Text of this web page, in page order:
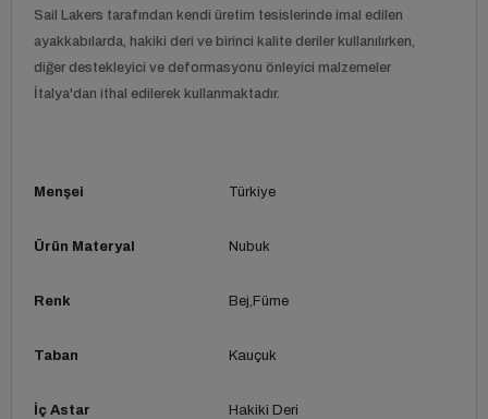
Sail Lakers tarafından kendi üretim tesislerinde imal edilen
ayakkabılarda, hakiki deri ve birinci kalite deriler kullanılırken,
diğer destekleyici ve deformasyonu önleyici malzemeler
İtalya'dan ithal edilerek kullanmaktadır.
Menşei Türkiye
Ürün Materyal Nubuk
Renk Bej Füme
Taban Kauçuk
İç Astar Hakiki Deri